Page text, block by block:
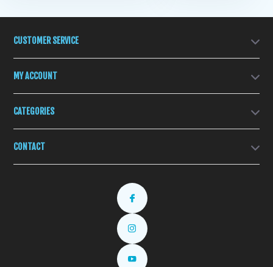
CUSTOMER SERVICE
MY ACCOUNT
CATEGORIES
CONTACT